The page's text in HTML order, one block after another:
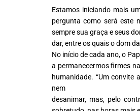
Estamos iniciando mais
pergunta como será este
sempre sua graça e seus
dar, entre os quais o dom
No início de cada ano, o
a permanecermos firmes
humanidade. “Um convite
nem
desanimar, mas, pelo